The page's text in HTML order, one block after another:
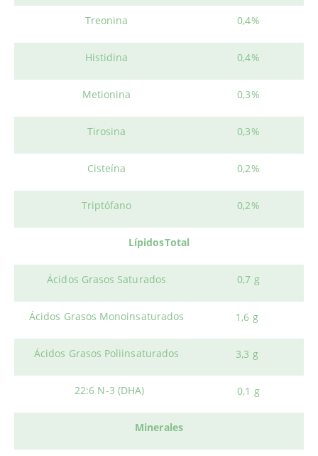
Treonina 0,4%
Histidina 0,4%
Metionina 0,3%
Tirosina 0,3%
Cisteína 0,2%
Triptófano 0,2%
LípidosTotal
Ácidos Grasos Saturados 0,7 g
Ácidos Grasos Monoinsaturados 1,6 g
Ácidos Grasos Poliinsaturados 3,3 g
22:6 N-3 (DHA) 0,1 g
Minerales